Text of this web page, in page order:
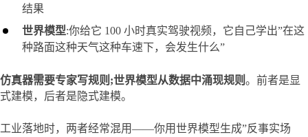
结果
世界模型:你给它 100 小时真实驾驶视频，它自己学出”在这
种路面这种天气这种车速下，会发生什么”
仿真器需要专家写规则;世界模型从数据中涌现规则 。前者是显
式建模，后者是隐式建模。
工业落地时，两者经常混用——你用世界模型生成”反事实场